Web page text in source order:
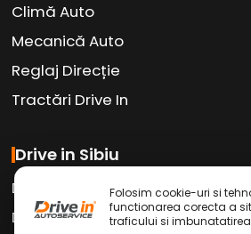
Climă Auto
Mecanică Auto
Reglaj Direcție
Tractări Drive In
Drive in Sibiu
Drive in Car Wash
Drive in Cafe
Folosim cookie-uri si
functionarea corecta a
traficului si